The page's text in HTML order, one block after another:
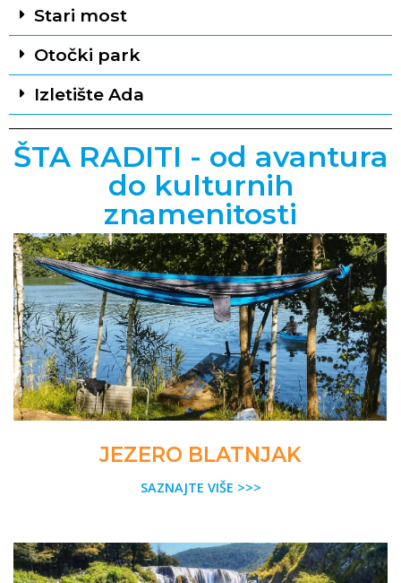
Stari most
Otočki park
Izletište Ada
ŠTA RADITI - od avantura
do kulturnih
znamenitosti
JEZERO BLATNJAK
SAZNAJTE VIŠE >>>